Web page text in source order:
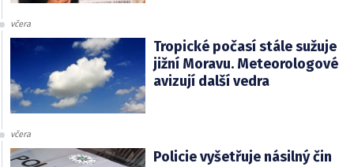
včera
Tropické počasí stále sužuje
jižní Moravu. Meteorologové
avizují další vedra
včera
Policie vyšetřuje násilný čin